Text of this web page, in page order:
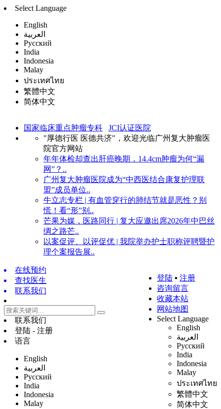
Select Language
English
العربية
Русский
India
Indonesia
Malay
ประเทศไทย
繁體中文
简体中文
国家临床重点肿瘤专科
JCI认证医院
"厚德行医 医德共济"，欢迎光临广州复大肿瘤医
院官方网站
年年体检却查出肝癌晚期，14.4cm肿瘤为何“漏
网”？..
广州复大肿瘤医院成为“中西医结合康复护理联
盟”成员单位..
牛立志专栏 | 有血管穿行的肺结节就是恶性？别
慌！看“形”别..
芒果为媒，医路同行 | 复大应邀出席2026年中巴丝
绸之路芒..
以案促评、以评促优 | 我院举办护士职称评聘暨护
理个案报告展..
登陆 ▪ 注册
咨询留言
收藏本站
网站地图
Select Language
English
العربية
Русский
India
Indonesia
Malay
ประเทศไทย
繁體中文
简体中文
在线预约
查找医生
联系我们
联系我们
登陆 - 注册
语言
English
العربية
Русский
India
Indonesia
Malay